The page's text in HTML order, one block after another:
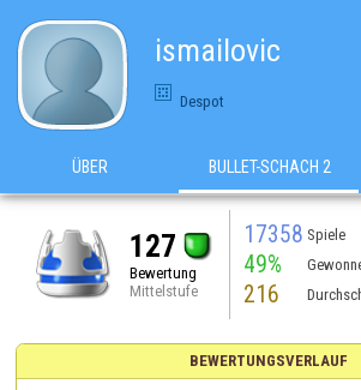
ismailovic
Despot
ÜBER BULLET-SCHACH 2
127
Bewertung
Mittelstufe
17358 Spiele
49%
216
BEWERTUNGSVERLAUF